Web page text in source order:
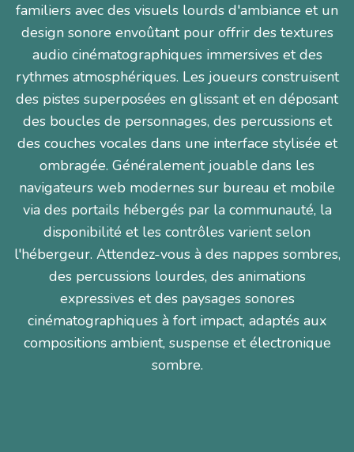
familiers avec des visuels lourds d'ambiance et un
design sonore envoûtant pour offrir des textures
audio cinématographiques immersives et des
rythmes atmosphériques. Les joueurs construisent
des pistes superposées en glissant et en déposant
des boucles de personnages, des percussions et
des couches vocales dans une interface stylisée et
ombragée. Généralement jouable dans les
navigateurs web modernes sur bureau et mobile
via des portails hébergés par la communauté, la
disponibilité et les contrôles varient selon
l'hébergeur. Attendez-vous à des nappes sombres,
des percussions lourdes, des animations
expressives et des paysages sonores
cinématographiques à fort impact, adaptés aux
compositions ambient, suspense et électronique
sombre.